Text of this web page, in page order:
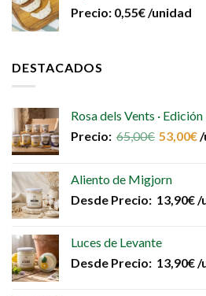
Precio: 0,55€/unidad
DESTACADOS
Rosa dels Vents ·
Precio: 65,00€ 53,00€/
Aliento de Migjorn
Desde Precio: 13,90€/
Luces de Levante
Desde Precio: 13,90€/